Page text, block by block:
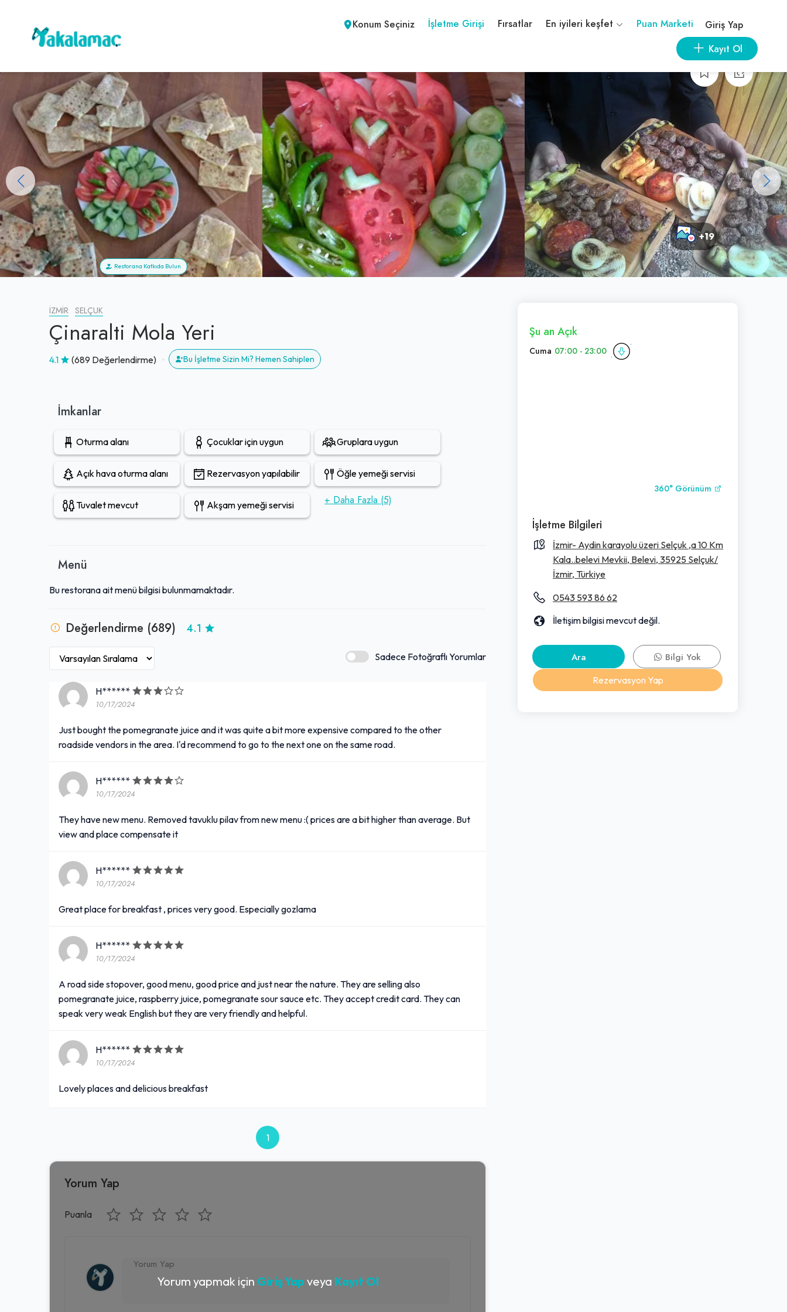
Konum Seçiniz İşletme Girişi Fırsatlar En iyileri keşfet Puan Marketi
Giriş Yap
Kayıt Ol
+19
Restorana Katkıda Bulun
İZMIR SELÇUK
Çinaralti Mola Yeri
4.1 (689 Değerlendirme) Bu İşletme Sizin Mi? Hemen Sahiplen
İmkanlar
Oturma alanı Çocuklar için uygun Gruplara uygun
Açık hava oturma alanı Rezervasyon yapılabilir Öğle yemeği servisi
Tuvalet mevcut Akşam yemeği servisi + Daha Fazla (5)
Menü
Bu restorana ait menü bilgisi bulunmamaktadır.
Değerlendirme (689) 4.1
Sadece Fotoğraflı Yorumlar
H******
10/17/2024
Just bought the pomegranate juice and it was quite a bit more expensive compared to the other
roadside vendors in the area. I'd recommend to go to the next one on the same road.
H******
10/17/2024
They have new menu. Removed tavuklu pilav from new menu :( prices are a bit higher than average. But
view and place compensate it
H******
10/17/2024
Great place for breakfast , prices very good. Especially gozlama
H******
10/17/2024
A road side stopover, good menu, good price and just near the nature. They are selling also
pomegranate juice, raspberry juice, pomegranate sour sauce etc. They accept credit card. They can
speak very weak English but they are very friendly and helpful.
H******
10/17/2024
Lovely places and delicious breakfast
1
Yorum Yap
Puanla
Yorum yapmak için Giriş Yap veya Kayıt Ol
Şu an Açık
Cuma 07:00 - 23:00
360° Görünüm
İşletme Bilgileri
İzmir- Aydin karayolu üzeri Selçuk ,a 10 Km
Kala..belevi Mevkii, Belevi, 35925 Selçuk/
İzmir, Türkiye
0543 593 86 62
İletişim bilgisi mevcut değil.
Ara
Bilgi Yok
Rezervasyon Yap